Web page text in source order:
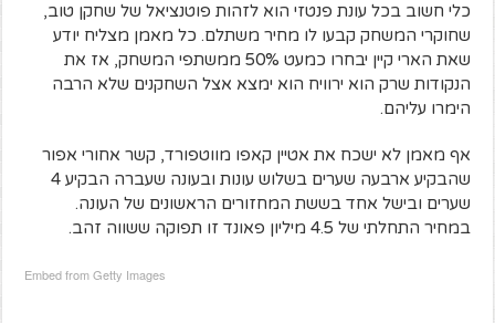
כלי חשוב בכל עונת פנטזי הוא לזהות פוטנציאל של שחקן טוב,
שחוקרי המשחק קבעו לו מחיר משתלם. כל מאמן מצליח יודע
שאת הארי קיין יבחרו כמעט 50% ממשתפי המשחק, אז את
הנקודות שרק הוא ירוויח הוא ימצא אצל השחקנים שלא הרבה
הימרו עליהם.
אף מאמן לא ישכח את אטיין קאפו מווטפורד, קשר אחורי אפור
שהבקיע ארבעה שערים בשלוש עונות ובעונה שעברה הבקיע 4
שערים ובישל אחד בששת המחזורים הראשונים של העונה.
במחיר התחלתי של 4.5 מיליון פאונד זו תפוקה ששווה זהב.
Embed from Getty Images